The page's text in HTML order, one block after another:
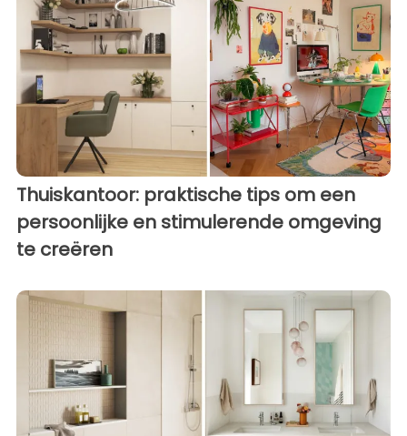
Thuiskantoor: praktische tips om een
persoonlijke en stimulerende omgeving
te creëren